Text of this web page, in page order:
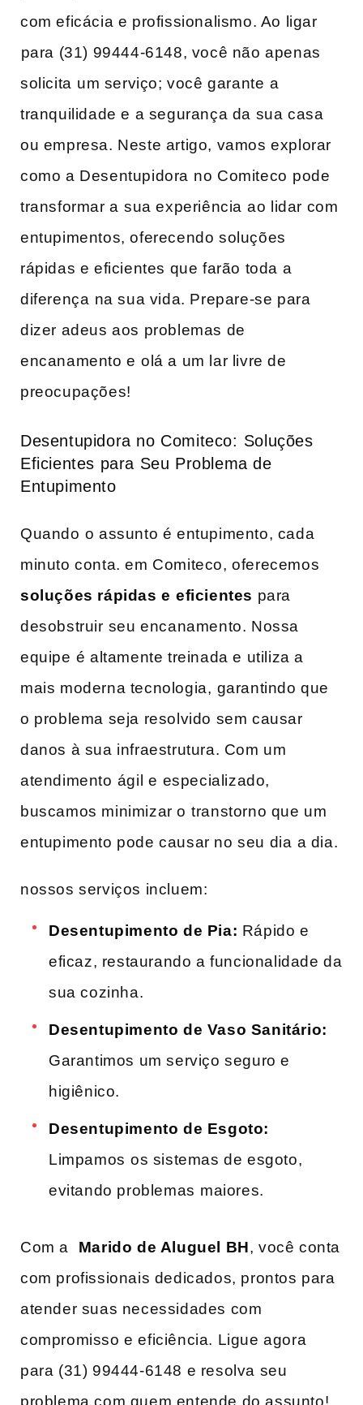
com eficácia ‌e profissionalismo. Ao ligar
⁢para (31) 99444-6148, você não apenas
solicita⁣ um serviço; você garante⁢ a
tranquilidade e a segurança ‌da sua casa
ou empresa. Neste artigo, vamos explorar
como a Desentupidora⁣ no Comiteco⁣ pode
‍transformar a⁤ sua experiência ⁣ao lidar com
entupimentos, oferecendo soluções
rápidas e eficientes ‌que farão toda a
diferença ⁣na sua vida. Prepare-se para ​
dizer adeus​ aos problemas de
encanamento e⁢ olá a um lar livre de⁢
preocupações!
Desentupidora no Comiteco: ⁣Soluções
Eficientes para Seu Problema de
Entupimento
Quando ⁤o assunto é entupimento, cada
minuto conta. em Comiteco,‌ oferecemos
soluções rápidas e⁣ eficientes para
desobstruir ⁣seu encanamento. Nossa ​
equipe ⁣é altamente treinada e utiliza ​a
mais moderna tecnologia,⁤ garantindo que ​
o problema seja ‌resolvido sem causar
danos à sua infraestrutura. Com um
atendimento ⁢ágil⁣ e especializado,
buscamos minimizar o ⁤transtorno‍ que um
entupimento pode causar no seu dia ⁣a dia.
nossos serviços incluem:
Desentupimento de Pia: Rápido ‍e
eficaz, restaurando a funcionalidade da
sua ​cozinha.
Desentupimento de Vaso Sanitário:
Garantimos um serviço seguro‌ e⁤
higiênico.
Desentupimento de Esgoto:
Limpamos ⁢os sistemas de esgoto,
evitando problemas ⁢maiores.
Com a ⁣ Marido de Aluguel BH, você conta
com profissionais dedicados,‌ prontos para
atender suas necessidades com
compromisso e eficiência. Ligue agora
para (31) 99444-6148 e‌ resolva seu
problema com quem ​entende do assunto!